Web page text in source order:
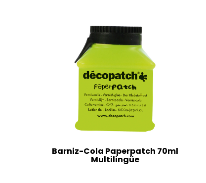
Barniz-Cola Paperpatch 70ml
Multilingüe